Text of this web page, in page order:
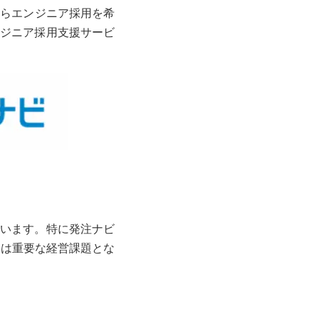
エンジニア採用を希
ニア採用支援サービ
ます。特に発注ナビ
重要な経営課題とな